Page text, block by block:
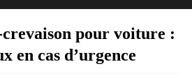
pour voiture :
en cas d’urgence